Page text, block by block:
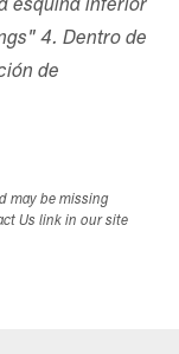
esquina inferior
4. Dentro de
de
may be missing
Us link in our site